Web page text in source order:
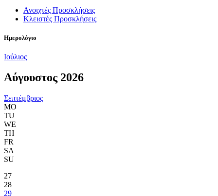
Ανοιχτές Προσκλήσεις
Κλειστές Προσκλήσεις
Ημερολόγιο
Ιούλιος
Αύγουστος 2026
Σεπτέμβριος
MO
TU
WE
TH
FR
SA
SU
27
28
29